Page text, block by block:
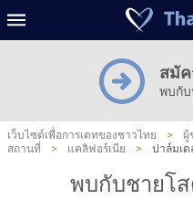
สมัค
พบกั
เว็บไซต์เพื่อการเดทของชาวไทย > ผู้
สถานที่
> แคลิฟอร์เนีย > ปาล์มเด
พบกับชายโ